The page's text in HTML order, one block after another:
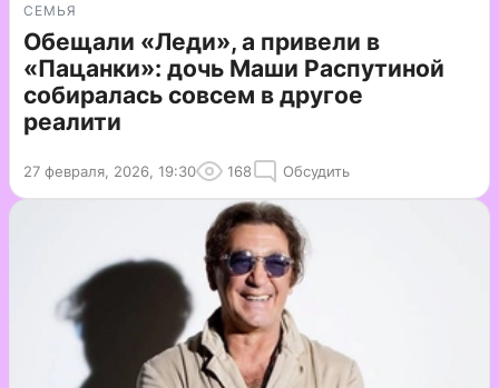
СЕМЬЯ
Обещали «Леди», а привели в
«Пацанки»: дочь Маши Распутиной
собиралась совсем в другое
реалити
27 февраля, 2026, 19:30 168 Обсудить